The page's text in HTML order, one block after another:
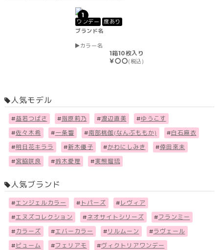
1
ワンデー
度あり
ブランド名
カラー名
1箱10枚入り
￥〇〇(税込)
人気モデル
#益若つばさ #指原莉乃 #渡辺直美 #ゆうこす
#佐々木希 #一条響 #南部桃伽(なんぶももか) #白石麻衣
#明日花キララ #新木優子 #かわにしみき #倖田來未
#宮脇咲良 #鈴木愛理 #実熊瑠琉
人気ブランド
#エンジェルカラー # トパーズ # レヴィア
#エヌズコレクション #ネオサイトシリーズ #フランミー
# カラーズ #エバーカラー # リルムーン #ラヴェール
# ビューム #フェリアモ #ヴィクトリアワンデー